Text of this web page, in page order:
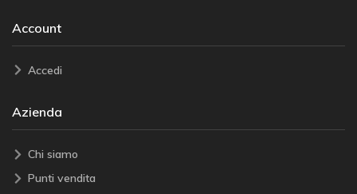
Account
Accedi
Azienda
Chi siamo
Punti vendita